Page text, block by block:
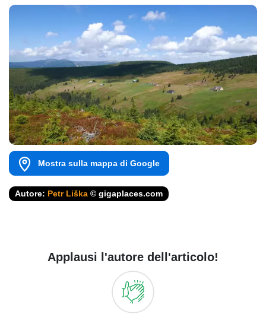
Mostra sulla mappa di Google
Autore: Petr Liška © gigaplaces.com
Applausi l'autore dell'articolo!